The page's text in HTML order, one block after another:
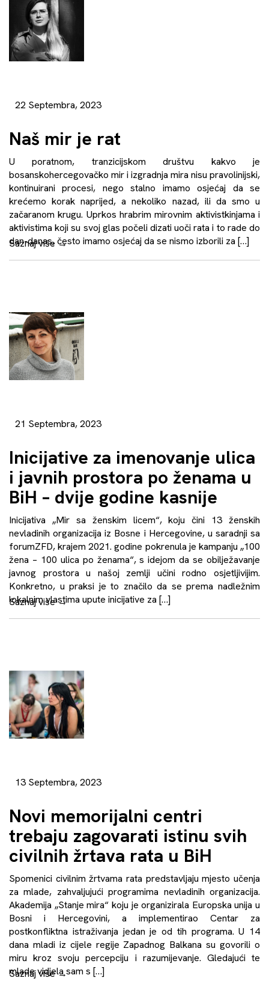
22 Septembra, 2023
Naš mir je rat
U poratnom, tranzicijskom društvu kakvo je
bosanskohercegovačko mir i izgradnja mira nisu pravolinijski,
kontinuirani procesi, nego stalno imamo osjećaj da se
krećemo korak naprijed, a nekoliko nazad, ili da smo u
začaranom krugu. Uprkos hrabrim mirovnim aktivistkinjama i
aktivistima koji su svoj glas počeli dizati uoči rata i to rade do
dan-danas, često imamo osjećaj da se nismo izborili za […]
Saznaj više→
21 Septembra, 2023
Inicijative za imenovanje ulica
i javnih prostora po ženama u
BiH – dvije godine kasnije
Inicijativa „Mir sa ženskim licem“, koju čini 13 ženskih
nevladinih organizacija iz Bosne i Hercegovine, u saradnji sa
forumZFD, krajem 2021. godine pokrenula je kampanju „100
žena – 100 ulica po ženama“, s idejom da se obilježavanje
javnog prostora u našoj zemlji učini rodno osjetljivijim.
Konkretno, u praksi je to značilo da se prema nadležnim
lokalnim vlastima upute inicijative za […]
Saznaj više→
13 Septembra, 2023
Novi memorijalni centri
trebaju zagovarati istinu svih
civilnih žrtava rata u BiH
Spomenici civilnim žrtvama rata predstavljaju mjesto učenja
za mlade, zahvaljujući programima nevladinih organizacija.
Akademija „Stanje mira“ koju je organizirala Europska unija u
Bosni i Hercegovini, a implementirao Centar za
postkonfliktna istraživanja jedan je od tih programa. U 14
dana mladi iz cijele regije Zapadnog Balkana su govorili o
miru kroz svoju percepciju i razumijevanje. Gledajući te
mlade vidjela sam s […]
Saznaj više→